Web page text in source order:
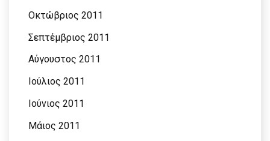
Οκτώβριος 2011
Σεπτέμβριος 2011
Αύγουστος 2011
Ιούλιος 2011
Ιούνιος 2011
Μάιος 2011